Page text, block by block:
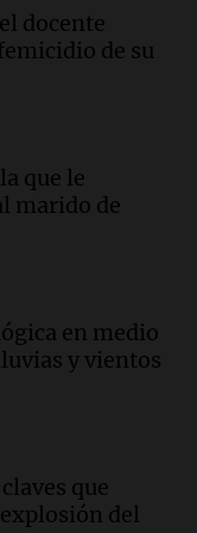
Propiedad
debatida en
un
panificados
docente
de su
que le
marido de
en medio
y vientos
que
del